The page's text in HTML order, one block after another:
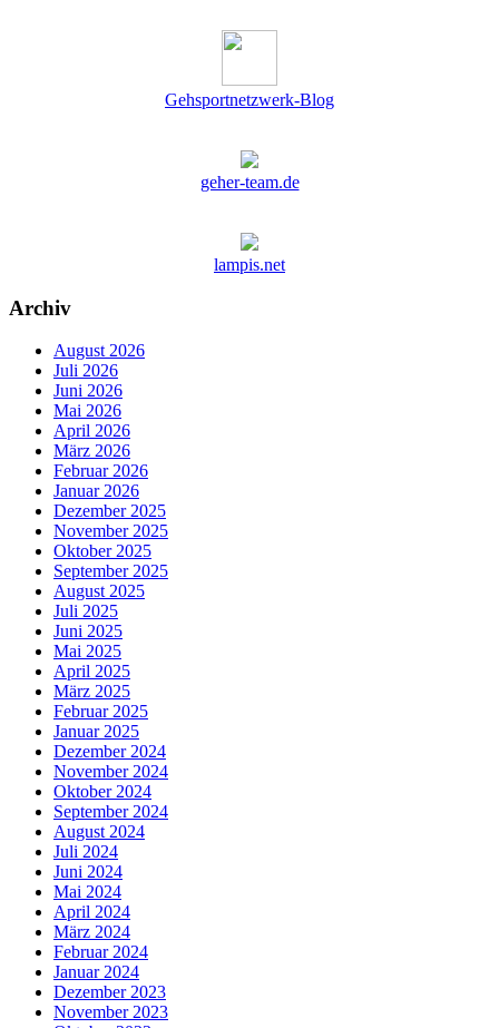
Gehsportnetzwerk-Blog
geher-team.de
lampis.net
Archiv
August 2026
Juli 2026
Juni 2026
Mai 2026
April 2026
März 2026
Februar 2026
Januar 2026
Dezember 2025
November 2025
Oktober 2025
September 2025
August 2025
Juli 2025
Juni 2025
Mai 2025
April 2025
März 2025
Februar 2025
Januar 2025
Dezember 2024
November 2024
Oktober 2024
September 2024
August 2024
Juli 2024
Juni 2024
Mai 2024
April 2024
März 2024
Februar 2024
Januar 2024
Dezember 2023
November 2023